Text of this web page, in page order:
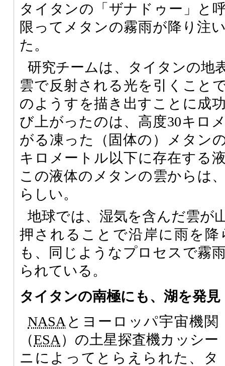
タイタンの「ザナドゥー」と
限ってメタンの霧雨が降り注
た。
研究チームは、タイタンの地
雲で反射される光を引くこと
のようすを描き出すことに成
び上がったのは、高度30キロ
がる凍った（固体の）メタン
キロメートル以下に存在する
この液体のメタンの雲からは
らしい。
地球では、湿気を含んだ雲が
押されることで沿岸に雨を
も、同じようなプロセスで霧
られている。
タイタンの南極にも、湖を発見
NASA とヨーロッパ宇宙機関
（ESA ）の土星探査機カッシー
ニによってとらえられた、タ